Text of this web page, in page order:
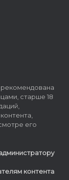
старше 18
его
контента